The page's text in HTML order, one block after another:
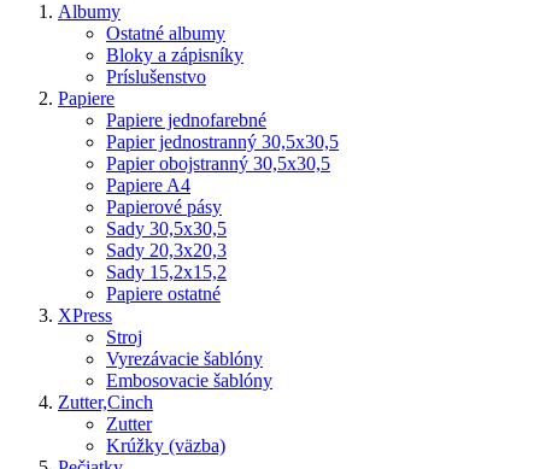
Albumy
Ostatné albumy
Bloky a zápisníky
Príslušenstvo
Papiere
Papiere jednofarebné
Papier jednostranný 30,5x30,5
Papier obojstranný 30,5x30,5
Papiere A4
Papierové pásy
Sady 30,5x30,5
Sady 20,3x20,3
Sady 15,2x15,2
Papiere ostatné
XPress
Stroj
Vyrezávacie šablóny
Embosovacie šablóny
Zutter,Cinch
Zutter
Krúžky (väzba)